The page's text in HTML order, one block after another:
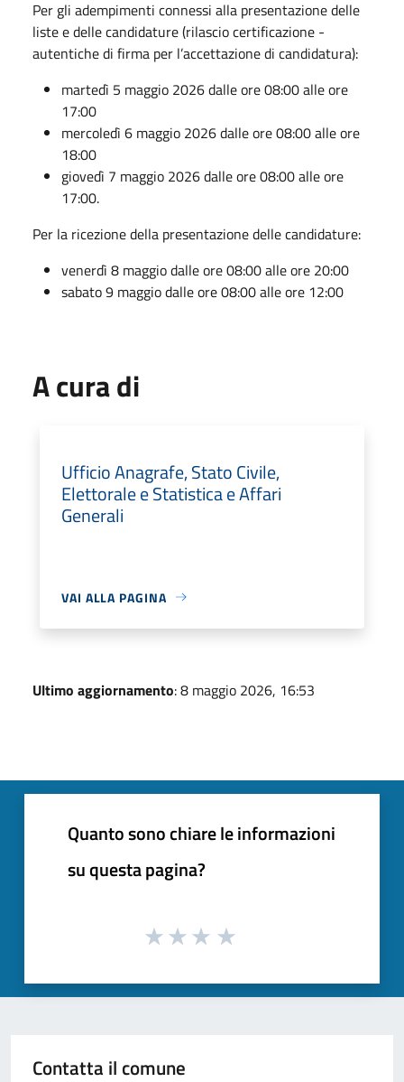
Per gli adempimenti connessi alla presentazione delle
liste e delle candidature (rilascio certificazione -
autentiche di firma per l’accettazione di candidatura):
martedì 5 maggio 2026 dalle ore 08:00 alle ore
17:00
mercoledì 6 maggio 2026 dalle ore 08:00 alle ore
18:00
giovedì 7 maggio 2026 dalle ore 08:00 alle ore
17:00.
Per la ricezione della presentazione delle candidature:
venerdì 8 maggio dalle ore 08:00 alle ore 20:00
sabato 9 maggio dalle ore 08:00 alle ore 12:00
A cura di
Ufficio Anagrafe, Stato Civile,
Elettorale e Statistica e Affari
Generali
VAI ALLA PAGINA
Ultimo aggiornamento: 8 maggio 2026, 16:53
Quanto sono chiare le informazioni
su questa pagina?
Contatta il comune